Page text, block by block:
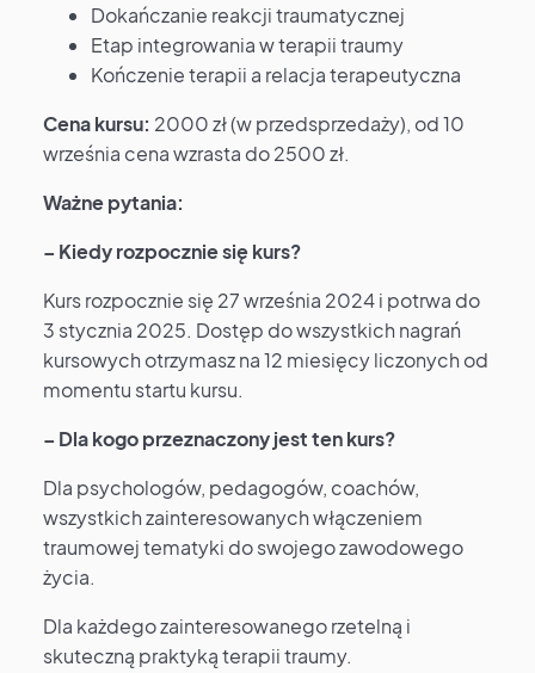
Dokańczanie reakcji traumatycznej
Etap integrowania w terapii traumy
Kończenie terapii a relacja terapeutyczna
Cena kursu: 2000 zł (w przedsprzedaży), od 10
września cena wzrasta do 2500 zł.
Ważne pytania:
– Kiedy rozpocznie się kurs?
Kurs rozpocznie się 27 września 2024 i potrwa do
3 stycznia 2025. Dostęp do wszystkich nagrań
kursowych otrzymasz na 12 miesięcy liczonych od
momentu startu kursu.
– Dla kogo przeznaczony jest ten kurs?
Dla psychologów, pedagogów, coachów,
wszystkich zainteresowanych włączeniem
traumowej tematyki do swojego zawodowego
życia.
Dla każdego zainteresowanego rzetelną i
skuteczną praktyką terapii traumy.